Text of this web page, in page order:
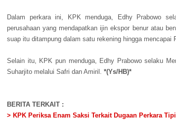
Dalam perkara ini, KPK menduga, Edhy Prabowo
perusahaan yang mendapatkan ijin ekspor benur atau
suap itu ditampung dalam satu rekening hingga mencapai
Selain itu, KPK pun menduga, Edhy Prabowo selaku
Suharjito melalui Safri dan Amiril. *(Ys/HB)*
BERITA TERKAIT :
> KPK Periksa Enam Saksi Terkait Dugaan Perkara